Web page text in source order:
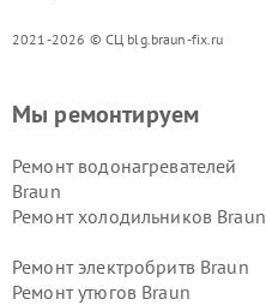
2021-2026 © СЦ blg.braun-fix.ru
Мы ремонтируем
Ремонт водонагревателей
Braun
Ремонт холодильников Braun
Ремонт электробритв Braun
Ремонт утюгов Braun